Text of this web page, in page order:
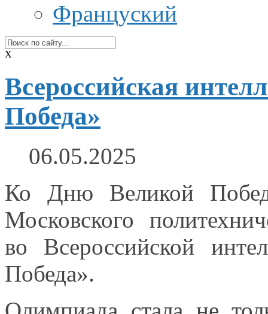
Француский
X
Всероссийская
Победа»
06.05.2025
Ко Дню Великой
Московского
во Всероссийской
Победа».